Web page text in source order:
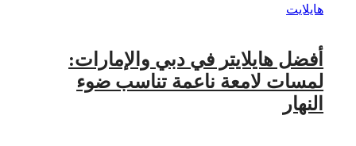
هايلايت
أفضل هايلايتر في دبي والإمارات:
لمسات لامعة ناعمة تناسب ضوء
النهار